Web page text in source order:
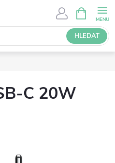
HLEDAT
NÁKUPNÍ
KOŠÍK
C 20W